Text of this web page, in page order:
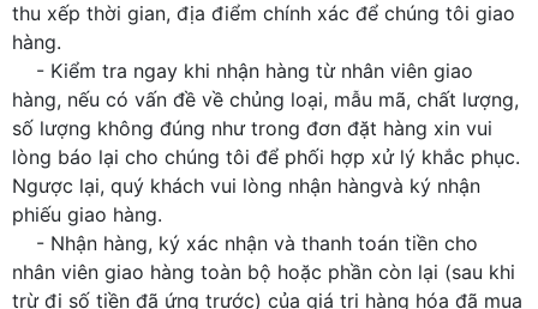
thu xếp thời gian, địa điểm chính xác để chúng tôi giao
hàng.
- Kiểm tra ngay khi nhận hàng từ nhân viên giao
hàng, nếu có vấn đề về chủng loại, mẫu mã, chất lượng,
số lượng không đúng như trong đơn đặt hàng xin vui
lòng báo lại cho chúng tôi để phối hợp xử lý khắc phục.
Ngược lại, quý khách vui lòng nhận hàngvà ký nhận
phiếu giao hàng.
- Nhận hàng, ký xác nhận và thanh toán tiền cho
nhân viên giao hàng toàn bộ hoặc phần còn lại (sau khi
trừ đi số tiền đã ứng trước) của giá trị hàng hóa đã mua